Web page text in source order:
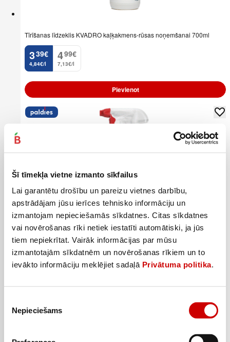
Šī tīmekļa vietne izmanto sīkfailus
Lai garantētu drošību un pareizu vietnes darbību,
apstrādājam jūsu ierīces tehnisko informāciju un
izmantojam nepieciešamās sīkdatnes. Citas sīkdatnes
vai novērošanas rīki netiek iestatīti automātiski, ja jūs
tiem nepiekrītat. Vairāk informācijas par mūsu
izmantotajām sīkdatnēm un novērošanas rīkiem un to
ievākto informāciju meklējiet sadaļā Privātuma politika.
izvēle
Nepieciešams
Tīrīšanas līdzeklis KVADRO kaļķakmens-rūsas noņemšanai 700ml
3
. 39€
4,84€/l
4
. 99€
7,13€/l
Pievienot
Tualetes tīrīšanas putas DOMESTOS Floral 435ml